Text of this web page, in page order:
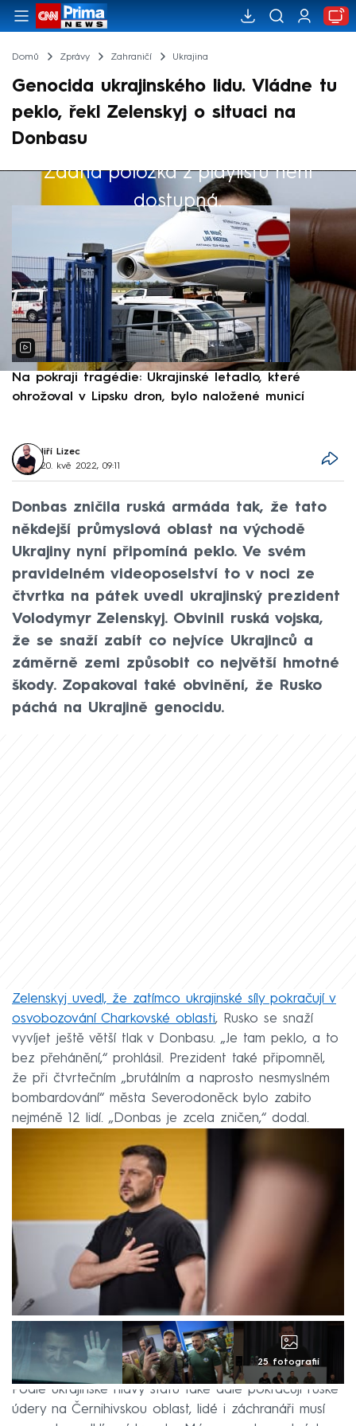
Domů Zprávy Zahraničí Ukrajina
Genocida ukrajinského lidu. Vládne tu
peklo, řekl Zelenskyj o situaci na
Donbasu
Žádná položka z playlistu není
dostupná.
Výběr redakce
Na pokraji tragédie: Ukrajinské letadlo, které
ohrožoval v Lipsku dron, bylo naložené municí
Jiří Lizec
20. kvě 2022, 09:11
Donbas zničila ruská armáda tak, že tato
někdejší průmyslová oblast na východě
Ukrajiny nyní připomíná peklo. Ve svém
pravidelném videoposelství to v noci ze
čtvrtka na pátek uvedl ukrajinský prezident
Volodymyr Zelenskyj. Obvinil ruská vojska,
že se snaží zabít co nejvíce Ukrajinců a
záměrně zemi způsobit co největší hmotné
škody. Zopakoval také obvinění, že Rusko
páchá na Ukrajině genocidu.
Zelenskyj uvedl, že zatímco ukrajinské síly pokračují v
osvobozování Charkovské oblasti, Rusko se snaží
vyvíjet ještě větší tlak v Donbasu. „Je tam peklo, a to
bez přehánění,“ prohlásil. Prezident také připomněl,
že při čtvrtečním „brutálním a naprosto nesmyslném
bombardování“ města Severodoněck bylo zabito
nejméně 12 lidí. „Donbas je zcela zničen,“ dodal.
25 fotografií
Podle ukrajinské hlavy státu také dále pokračují ruské
údery na Černihivskou oblast, lidé i záchranáři musí